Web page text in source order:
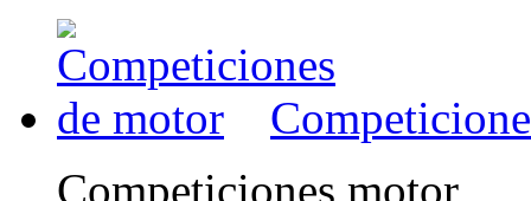
Competiciones motor